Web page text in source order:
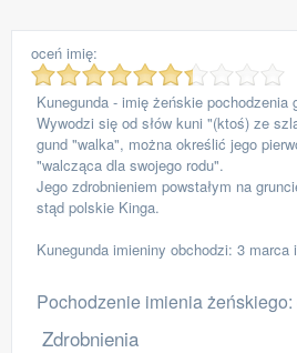
oceń imię:
Kunegunda - imię żeńskie pochodzenia
Wywodzi się od słów kuni "(ktoś) ze
gund "walka", można określić jego
"walcząca dla swojego rodu".
Jego zdrobnieniem powstałym na
stąd polskie Kinga.
Kunegunda imieniny obchodzi: 3 marca
Pochodzenie imienia
Zdrobnienia